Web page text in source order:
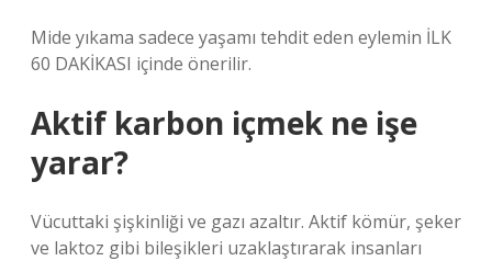
Mide yıkama sadece yaşamı tehdit eden eylemin İLK
60 DAKİKASI içinde önerilir.
Aktif karbon içmek ne işe
yarar?
Vücuttaki şişkinliği ve gazı azaltır. Aktif kömür, şeker
ve laktoz gibi bileşikleri uzaklaştırarak insanları